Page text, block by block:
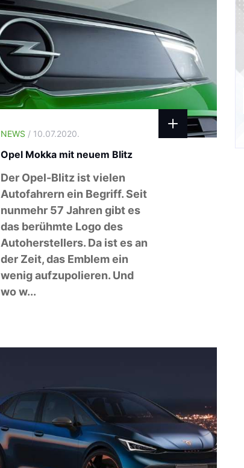
NEWS / 10.07.2020.
Opel Mokka mit neuem Blitz
Der Opel-Blitz ist vielen
Autofahrern ein Begriff. Seit
nunmehr 57 Jahren gibt es
das berühmte Logo des
Autoherstellers. Da ist es an
der Zeit, das Emblem ein
wenig aufzupolieren. Und
wo w...